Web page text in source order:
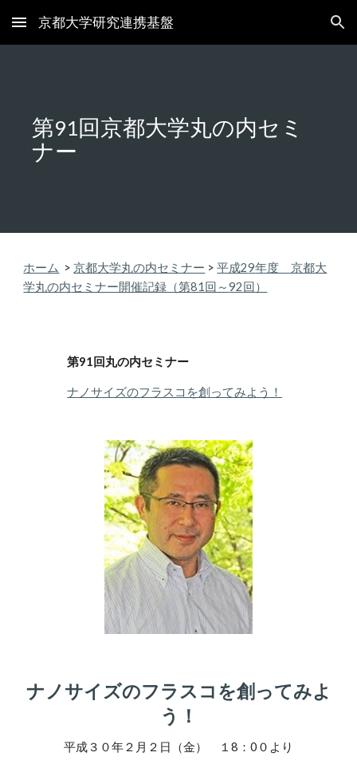
Skip to main content Skip to navigation
京都大学研究連携基盤
第91回京都大学丸の内セミ
ナー
ホーム >京都大学丸の内セミナー >平成29年度京都大
学丸の内セミナー開催記録（第81回～92回）
第91 回丸の内セミナー
ナノサイズのフラスコを創ってみよう！
ナノサイズのフラスコを創ってみよ
う！
平成３０年 ２ 月 ２ 日（金） １ 8 ： 0 ０より